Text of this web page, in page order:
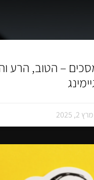
– הטוב, הרע
מרץ 2, 2025